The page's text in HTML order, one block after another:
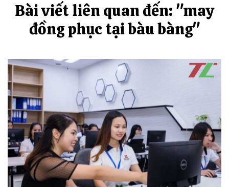
Bài viết liên quan đến: "may
đồng phục tại bàu bàng"